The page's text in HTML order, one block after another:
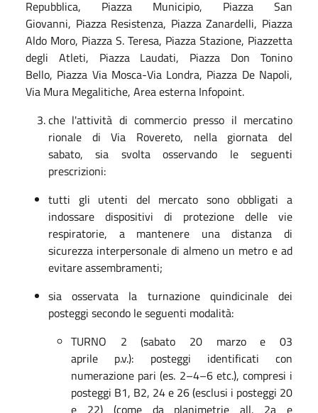
Repubblica, Piazza Municipio, Piazza San
Giovanni, Piazza Resistenza, Piazza Zanardelli, Piazza
Aldo Moro, Piazza S. Teresa, Piazza Stazione, Piazzetta
degli Atleti, Piazza Laudati, Piazza Don Tonino
Bello, Piazza Via Mosca-Via Londra, Piazza De Napoli,
Via Mura Megalitiche, Area esterna Infopoint.
che l'attività di commercio presso il mercatino
rionale di Via Rovereto, nella giornata del
sabato, sia svolta osservando le seguenti
prescrizioni:
tutti gli utenti del mercato sono obbligati a
indossare dispositivi di protezione delle vie
respiratorie, a mantenere una distanza di
sicurezza interpersonale di almeno un metro e ad
evitare assembramenti;
sia osservata la turnazione quindicinale dei
posteggi secondo le seguenti modalità:
TURNO 2 (sabato 20 marzo e 03
aprile p.v.): posteggi identificati con
numerazione pari (es. 2–4–6 etc.), compresi i
posteggi B1, B2, 24 e 26(esclusi i posteggi 20
e 22)
(come da planimetrie all. 2a e